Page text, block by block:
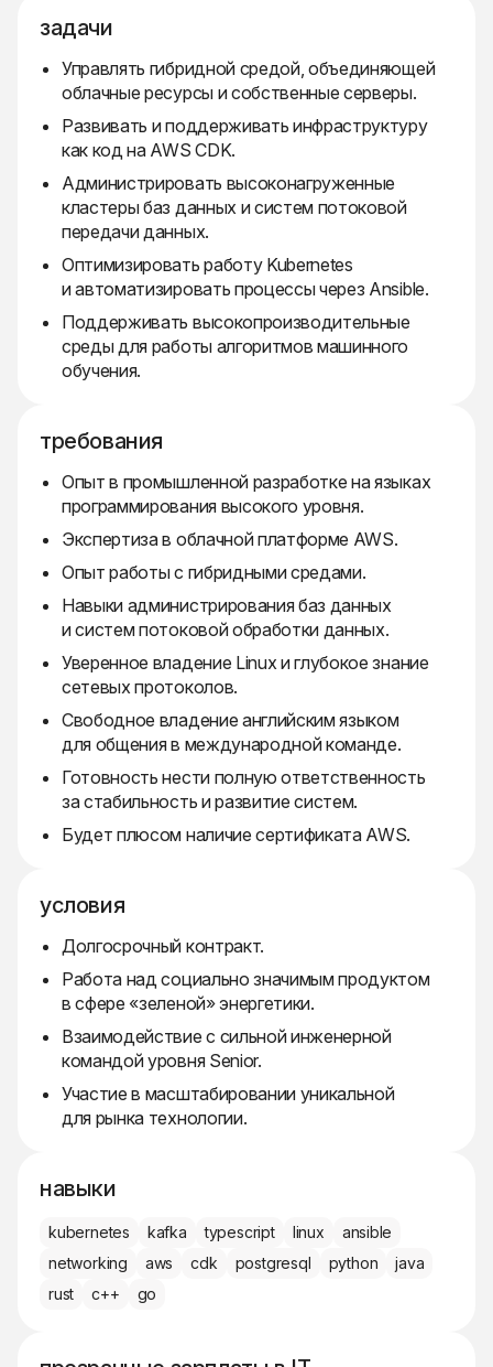
задачи
Управлять гибридной средой, объединяющей
облачные ресурсы и собственные серверы.
Развивать и поддерживать инфраструктуру
как код на AWS CDK.
Администрировать высоконагруженные
кластеры баз данных и систем потоковой
передачи данных.
Оптимизировать работу Kubernetes
и автоматизировать процессы через Ansible.
Поддерживать высокопроизводительные
среды для работы алгоритмов машинного
обучения.
требования
Опыт в промышленной разработке на языках
программирования высокого уровня.
Экспертиза в облачной платформе AWS.
Опыт работы с гибридными средами.
Навыки администрирования баз данных
и систем потоковой обработки данных.
Уверенное владение Linux и глубокое знание
сетевых протоколов.
Свободное владение английским языком
для общения в международной команде.
Готовность нести полную ответственность
за стабильность и развитие систем.
Будет плюсом наличие сертификата AWS.
условия
Долгосрочный контракт.
Работа над социально значимым продуктом
в сфере «зеленой» энергетики.
Взаимодействие с сильной инженерной
командой уровня Senior.
Участие в масштабировании уникальной
для рынка технологии.
навыки
kubernetes kafka typescript linux
ansible
networking
aws cdk postgresql python
java
rust
c++ go